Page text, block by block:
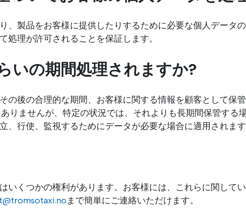
製品をお客様に提供したりするために必要な個人データ
理が許可されることを保証します。
いの期間処理されますか?
の後の合理的な期間、お客様に関する情報を顧客として保
りませんが、特定の状況では、それよりも長期間保管する
行使、監視するためにデータが必要な場合に適用されます
いくつかの権利があります。お客様には、これらに関して
まで簡単にご連絡いただけます。